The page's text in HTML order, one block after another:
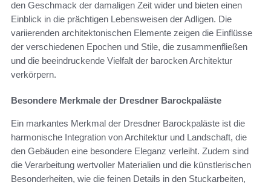
den Geschmack der damaligen Zeit wider und bieten einen
Einblick in die prächtigen Lebensweisen der Adligen. Die
variierenden architektonischen Elemente zeigen die Einflüsse
der verschiedenen Epochen und Stile, die zusammenfließen
und die beeindruckende Vielfalt der barocken Architektur
verkörpern.
Besondere Merkmale der Dresdner Barockpaläste
Ein markantes Merkmal der Dresdner Barockpaläste ist die
harmonische Integration von Architektur und Landschaft, die
den Gebäuden eine besondere Eleganz verleiht. Zudem sind
die Verarbeitung wertvoller Materialien und die künstlerischen
Besonderheiten, wie die feinen Details in den Stuckarbeiten,